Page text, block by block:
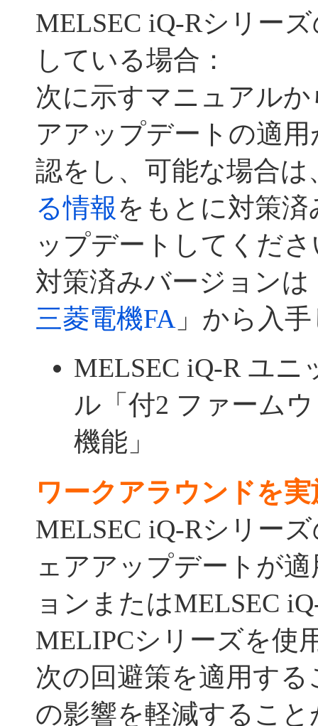
MELSEC iQ-Rシリー
している場合：
次に示すマニュアル
アアップデートの適
認をし、可能な場合は
る情報をもとに対策
ップデートしてくだ
対策済みバージョンは
三菱電機FA」から入
MELSEC iQ-R ユ
ル「付2 ファーム
機能」
ワークアラウンドを
MELSEC iQ-Rシリー
ェアアップデートが
ョンまたはMELSEC
MELIPCシリーズを使
次の回避策を適用す
の影響を軽減するこ